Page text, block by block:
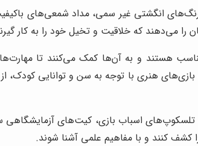
انگشتی غیر سمی، مداد شمعی‌های
می‌دهند که خلاقیت و تخیل خود را به کار
هستند و به آن‌ها کمک می‌کنند تا
هنری با توجه به سن و توانایی کودک، از
اسباب بازی، کیت‌های
کشف کنند و با مفاهیم علمی آشنا شوند.